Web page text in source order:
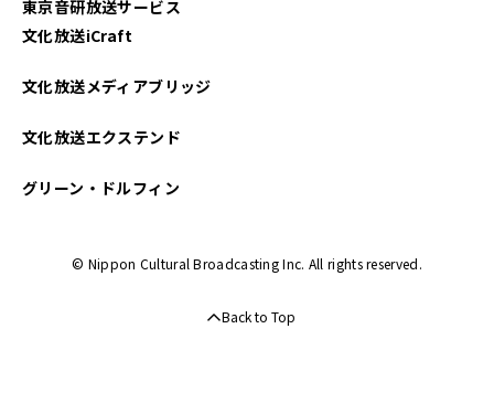
東京音研放送サービス
文化放送iCraft
文化放送メディアブリッジ
文化放送エクステンド
グリーン・ドルフィン
© Nippon Cultural Broadcasting Inc. All rights reserved.
Back to Top